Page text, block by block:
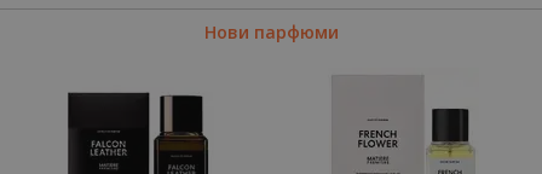
Нови парфюми